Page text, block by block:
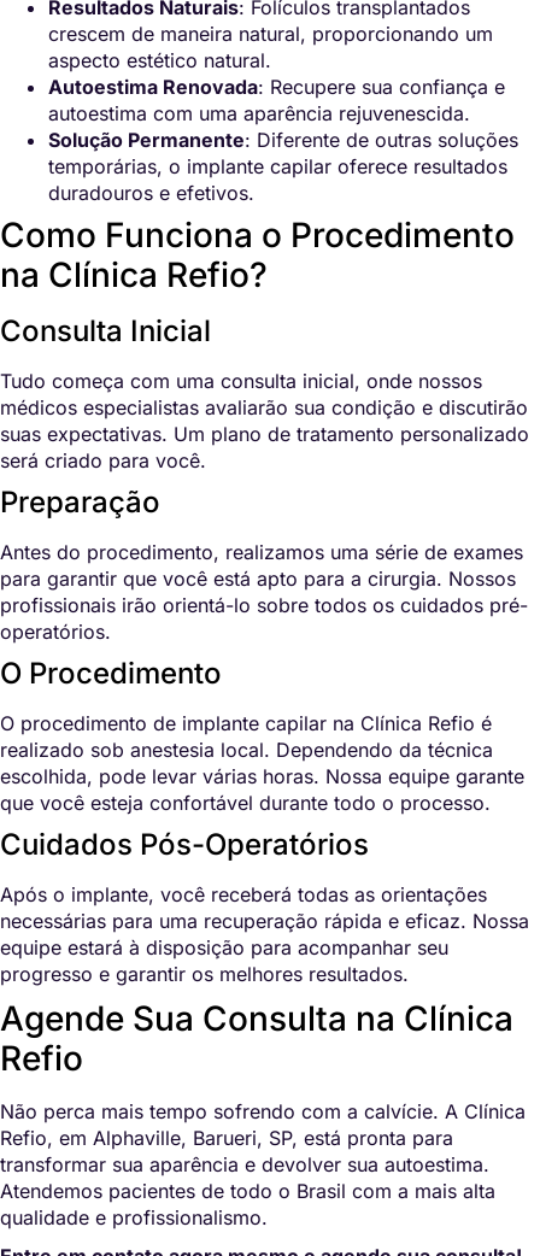
Resultados Naturais: Folículos transplantados
crescem de maneira natural, proporcionando um
aspecto estético natural.
Autoestima Renovada: Recupere sua confiança e
autoestima com uma aparência rejuvenescida.
Solução Permanente: Diferente de outras soluções
temporárias, o implante capilar oferece resultados
duradouros e efetivos.
Como Funciona o Procedimento
na Clínica Refio?
Consulta Inicial
Tudo começa com uma consulta inicial, onde nossos
médicos especialistas avaliarão sua condição e discutirão
suas expectativas. Um plano de tratamento personalizado
será criado para você.
Preparação
Antes do procedimento, realizamos uma série de exames
para garantir que você está apto para a cirurgia. Nossos
profissionais irão orientá-lo sobre todos os cuidados pré-
operatórios.
O Procedimento
O procedimento de implante capilar na Clínica Refio é
realizado sob anestesia local. Dependendo da técnica
escolhida, pode levar várias horas. Nossa equipe garante
que você esteja confortável durante todo o processo.
Cuidados Pós-Operatórios
Após o implante, você receberá todas as orientações
necessárias para uma recuperação rápida e eficaz. Nossa
equipe estará à disposição para acompanhar seu
progresso e garantir os melhores resultados.
Agende Sua Consulta na Clínica
Refio
Não perca mais tempo sofrendo com a calvície. A Clínica
Refio, em Alphaville, Barueri, SP, está pronta para
transformar sua aparência e devolver sua autoestima.
Atendemos pacientes de todo o Brasil com a mais alta
qualidade e profissionalismo.